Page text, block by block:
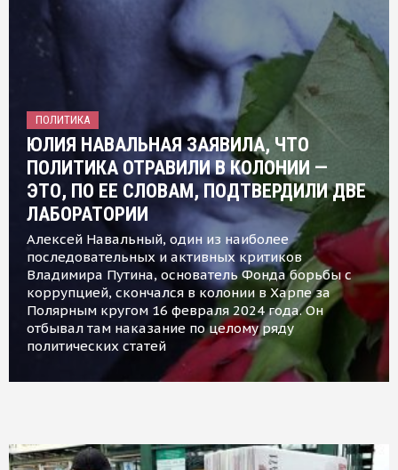
ПОЛИТИКА
ЮЛИЯ НАВАЛЬНАЯ ЗАЯВИЛА, ЧТО
ПОЛИТИКА ОТРАВИЛИ В КОЛОНИИ —
ЭТО, ПО ЕЕ СЛОВАМ, ПОДТВЕРДИЛИ ДВЕ
ЛАБОРАТОРИИ
Алексей Навальный, один из наиболее
последовательных и активных критиков
Владимира Путина, основатель Фонда борьбы с
коррупцией, скончался в колонии в Харпе за
Полярным кругом 16 февраля 2024 года. Он
отбывал там наказание по целому ряду
политических статей